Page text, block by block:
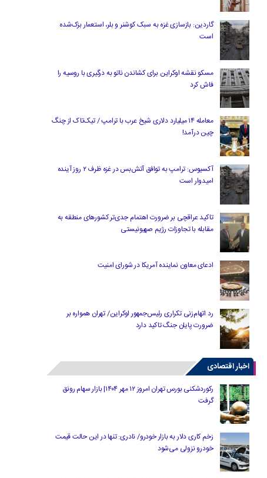
گاردین: بازسازی غزه به سبک کوشنر و بلر، استعمار بزک‌شده
است
مسکو نقشه اوکراین برای کشاندن ناتو به درگیری با روسیه را
فاش کرد
معامله ۱۴ میلیارد دلاری شیخ عرب با ترامپ / تیک‌تاک از چنگ
چین درآمد!
آکسیوس: ترامپ به توافق آتش‌بس در غزه ظرف ۲ روز آینده
امیدوار است
تاکید عراقچی بر ضرورت اهتمام جدی‌تر کشورهای منطقه به
مقابله با تجاوزات رژیم صهیونیستی
ادعای معاون نماینده آمریکا در شورای امنیت
رد اتهام‌زنی تکراری رئیس‌جمهور اوکراین/ تهران همواره بر
ضرورت پایان جنگ تاکید دارد
اخبار اقتصادی
رکوردشکنی بورس تهران امروز ۱۲ مهر ۱۴۰۴| بازار سهام رونق
گرفت
زخم کاری دلار به بازار خودرو/ نادری: تنها در این حالت قیمت
خودرو نزولی می‌شود